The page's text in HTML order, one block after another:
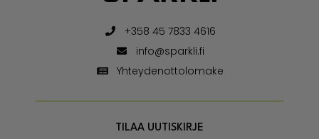
+358 45 7833 4616
info@sparkli.fi
Yhteydenottolomake
TILAA UUTISKIRJE